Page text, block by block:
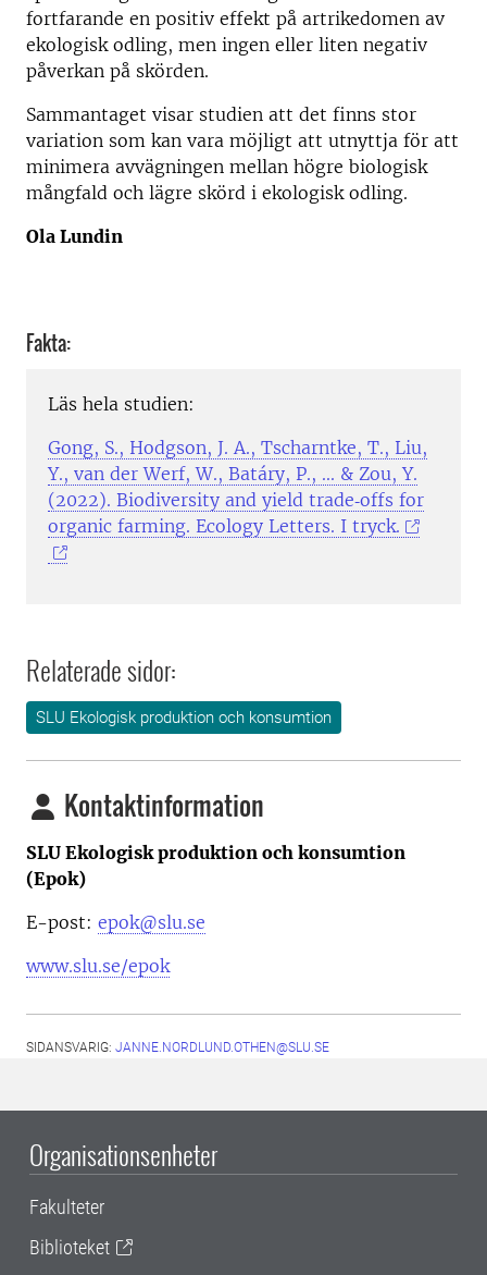
fortfarande en positiv effekt på artrikedomen av
ekologisk odling, men ingen eller liten negativ
påverkan på skörden.
Sammantaget visar studien att det finns stor
variation som kan vara möjligt att utnyttja för att
minimera avvägningen mellan högre biologisk
mångfald och lägre skörd i ekologisk odling.
Ola Lundin
Fakta:
Läs hela studien:
Gong, S., Hodgson, J. A., Tscharntke, T., Liu,
Y., van der Werf, W., Batáry, P., ... & Zou, Y.
(2022). Biodiversity and yield trade‐offs for
organic farming. Ecology Letters. I tryck.
Relaterade sidor:
SLU Ekologisk produktion och konsumtion
Kontaktinformation
SLU Ekologisk produktion och konsumtion
(Epok)
E-post: epok@slu.se
www.slu.se/epok
SIDANSVARIG: JANNE.NORDLUND.OTHEN@SLU.SE
Organisationsenheter
Fakulteter
Biblioteket